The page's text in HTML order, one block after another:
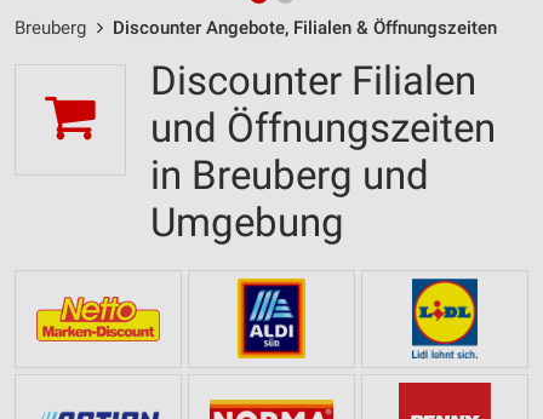
Breuberg Discounter Angebote, Filialen & Öffnungszeiten
Discounter Filialen
und Öffnungszeiten
in Breuberg und
Umgebung